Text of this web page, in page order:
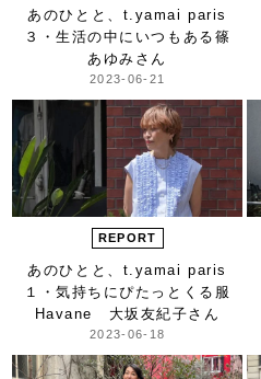
あのひとと、t.yamai paris
３・生活の中にいつもある 篠
あゆみさん
2023-06-21
REPORT
あのひとと、t.yamai paris
１・気持ちにぴたっとくる服
Havane 大坂友紀子さん
2023-06-18